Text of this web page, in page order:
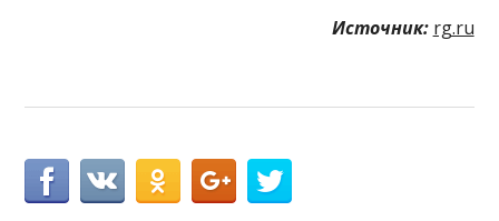
Источник: rg.ru